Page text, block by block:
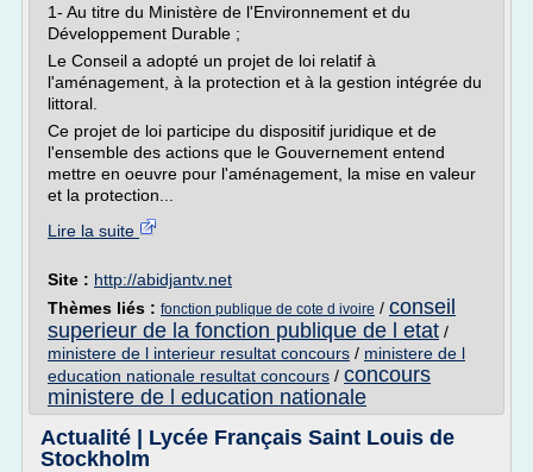
1- Au titre du Ministère de l'Environnement et du
Développement Durable ;
Le Conseil a adopté un projet de loi relatif à
l'aménagement, à la protection et à la gestion intégrée du
littoral.
Ce projet de loi participe du dispositif juridique et de
l'ensemble des actions que le Gouvernement entend
mettre en oeuvre pour l'aménagement, la mise en valeur
et la protection...
Lire la suite
Site : http://abidjantv.net
Thèmes liés : fonction publique de cote d ivoire / conseil
superieur de la fonction publique de l etat /
ministere de l interieur resultat concours / ministere de l
education nationale resultat concours / concours
ministere de l education nationale
Actualité | Lycée Français Saint Louis de
Stockholm